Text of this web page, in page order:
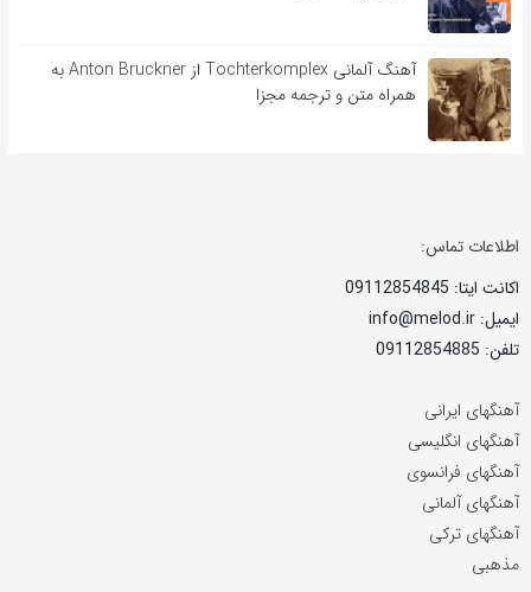
آهنگ آلمانی Tochterkomplex از Anton Bruckner به
همراه متن و ترجمه مجزا
اطلاعات تماس:
اکانت ایتا: 09112854845
ایمیل: info@melod.ir
تلفن: 09112854885
آهنگهای ایرانی
آهنگهای انگلیسی
آهنگهای فرانسوی
آهنگهای آلمانی
آهنگهای ترکی
مذهبی